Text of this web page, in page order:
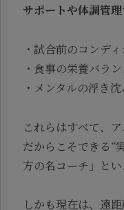
サポートや体調管理
・試合前のコンデ
・食事の栄養バラ
・メンタルの浮き
これらはすべて、
だからこそできる“
方の名コーチ」とい
しかも現在は、遠